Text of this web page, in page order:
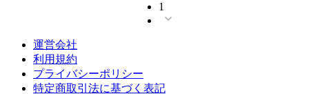
1
運営会社
利用規約
プライバシーポリシー
特定商取引法に基づく表記